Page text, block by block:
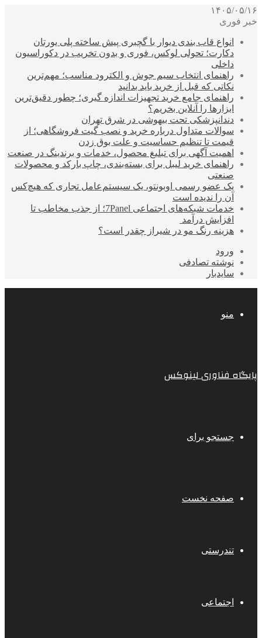
۱۴۰۵/۰۵/۱۶
خبر فوری
انواع قاب بندی دیوار با گچبری پیش ساخته پلی یورتان
دکارت؛ تحولی لوکس، فوری و بدون تخریب در دکوراسیون
داخلی
راهنمای انتخاب سیم جوش و الکترود مناسب؛ مهم‌ترین
نکاتی که قبل از خرید باید بدانید
راهنمای جامع خرید تجهیزات اندازه گیری؛ چطور دقیق‌ترین
ابزارها را آنلاین بخریم؟
دندانپزشکی تحت بیهوشی در شرق تهران
سوالات متداول درباره خرید و نصب گیت فروشگاهی؛ از
قیمت تا تنظیم حساسیت و علت بوق زدن
اهمیت آگهی برای تبلیغ محصول، خدمات و برندینگ در صنعت
راهنمای خرید لیبل برای بسته‌بندی، چاپ بارکد و محصولات
صنعتی
یک عضو رسمی اوبونتو، یک سیستم‌عامل تجاری که هیچ‌کس
آن را ندیده است
خدمات شبکه‌های اجتماعی 7Panel؛ از جذب مخاطب تا
افزایش درآمد
هزینه رنگ مو در شیراز چقدر است؟
ورود
نوشته تصادفی
سایدبار
منو
پایگاه فناوری لینوکس
جستجو برای
صفحه نخست
تندرستی
اجتماعی